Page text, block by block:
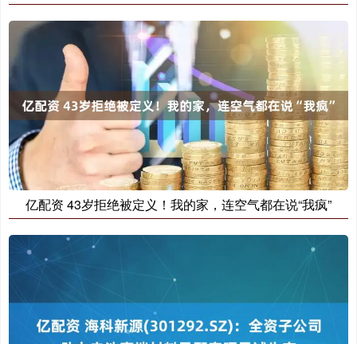
亿配资 43岁拒绝被定义！我的家，连空气都在说“我疯”